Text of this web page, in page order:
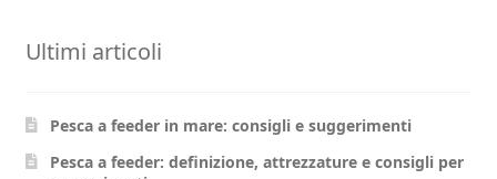
nella
pagina
Ultimi articoli
Pesca a feeder in mare: consigli e suggerimenti
Pesca a feeder: definizione, attrezzature e consigli per